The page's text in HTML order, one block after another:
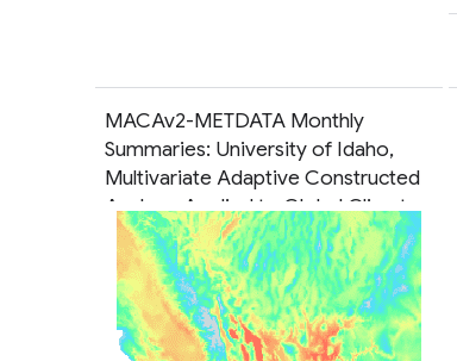
MACAv2-METDATA Monthly
Summaries: University of Idaho,
Multivariate Adaptive Constructed
Analogs Applied to Global Climate
Models